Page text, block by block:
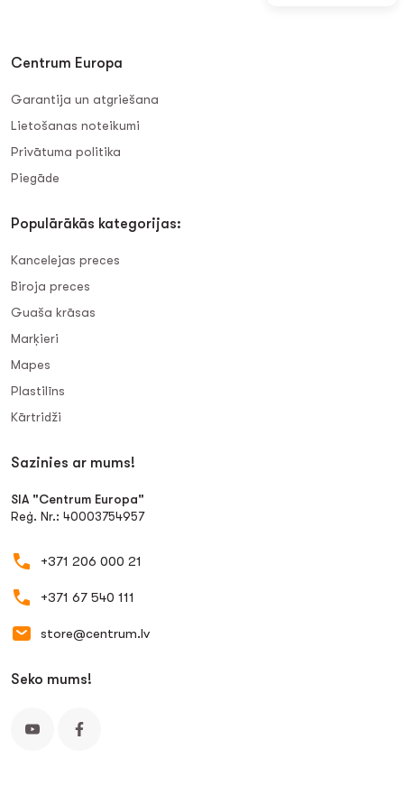
Centrum Europa
Garantija un atgriešana
Lietošanas noteikumi
Privātuma politika
Piegāde
Populārākās kategorijas:
Kancelejas preces
Biroja preces
Guaša krāsas
Marķieri
Mapes
Plastilīns
Kārtridži
Sazinies ar mums!
SIA "Centrum Europa"
Reģ. Nr.: 40003754957
+371 206 000 21
+371 67 540 111
store@centrum.lv
Seko mums!